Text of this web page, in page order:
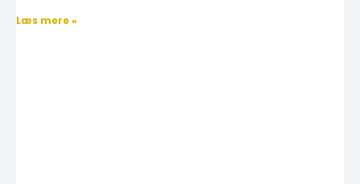
Læs mere »